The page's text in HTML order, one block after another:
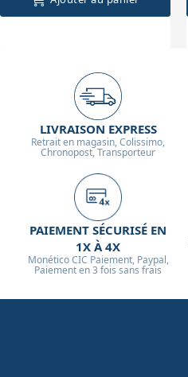
LIVRAISON EXPRESS
Retrait en magasin, Colissimo,
Chronopost, Transporteur
PAIEMENT SÉCURISÉ EN
1X À 4X
Monético CIC Paiement, Paypal,
Paiement en 3 fois sans frais